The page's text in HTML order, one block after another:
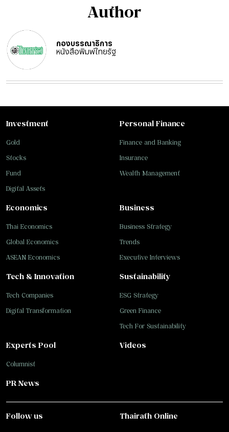
Author
กองบรรณาธิการ
หนังสือพิมพ์ไทยรัฐ
Investment
Gold
Stocks
Fund
Digital Assets
Personal Finance
Finance and Banking
Insurance
Wealth Management
Business
Business Strategy
Trends
Executive Interviews
Tech & Innovation
Tech Companies
Digital Transformation
Sustainability
ESG Strategy
Green Finance
Tech For Sustainability
Economics
Thai Economics
Global Economics
ASEAN Economics
Experts Pool
Columnist
Videos
PR News
Follow us Thairath Online